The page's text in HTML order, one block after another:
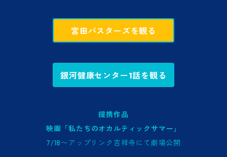
宮田バスターズを観る
銀河健康センター1話を観る
提携作品
映画「私たちのオカルティックサマー」
7/18〜アップリンク吉祥寺にて劇場公開